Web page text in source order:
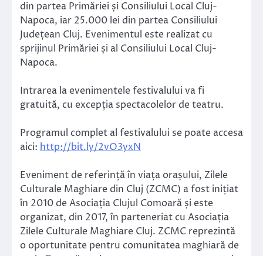
din partea Primăriei și Consiliului Local Cluj-
Napoca, iar 25.000 lei din partea Consiliului
Județean Cluj. Evenimentul este realizat cu
sprijinul Primăriei și al Consiliului Local Cluj-
Napoca.
Intrarea la evenimentele festivalului va fi
gratuită, cu excepția spectacolelor de teatru.
Programul complet al festivalului se poate accesa
aici: http://bit.ly/2vO3yxN
Eveniment de referință în viața orașului, Zilele
Culturale Maghiare din Cluj (ZCMC) a fost inițiat
în 2010 de Asociația Clujul Comoară și este
organizat, din 2017, în parteneriat cu Asociația
Zilele Culturale Maghiare Cluj. ZCMC reprezintă
o oportunitate pentru comunitatea maghiară de